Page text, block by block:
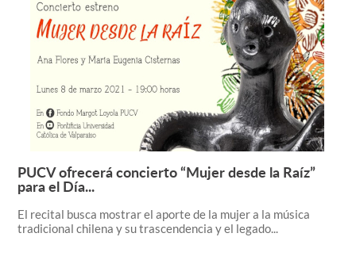
Leer más +
PUCV ofrecerá concierto “Mujer desde la Raíz”
para el Día...
El recital busca mostrar el aporte de la mujer a la música
tradicional chilena y su trascendencia y el legado...